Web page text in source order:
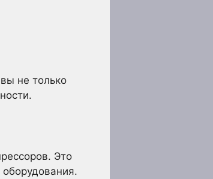
не только
Это